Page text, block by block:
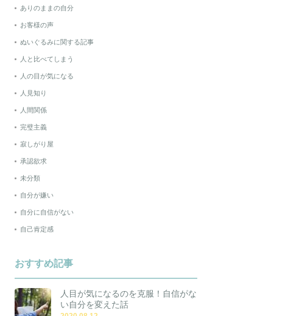
ありのままの自分
お客様の声
ぬいぐるみに関する記事
人と比べてしまう
人の目が気になる
人見知り
人間関係
完璧主義
寂しがり屋
承認欲求
未分類
自分が嫌い
自分に自信がない
自己肯定感
おすすめ記事
人目が気になるのを克服！自信がな
い自分を変えた話